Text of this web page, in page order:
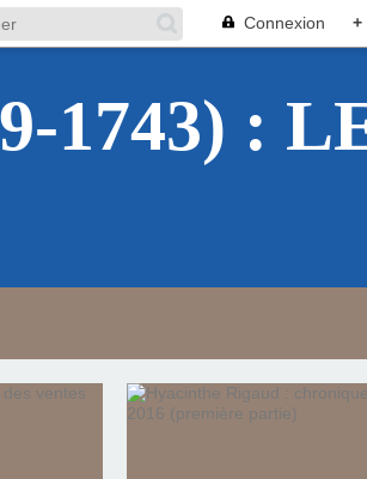
Connexion +
1743) :